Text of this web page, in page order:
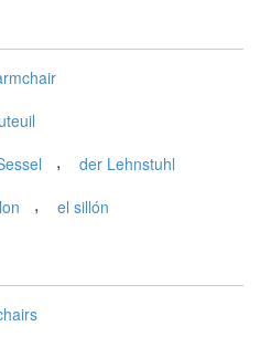
, der Lehnstuhl
, el sillón